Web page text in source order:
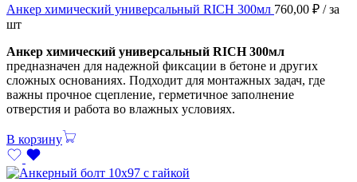
Анкер химический универсальный RICH 300мл 760,00 ₽ / за
шт
Анкер химический универсальный RICH 300мл
предназначен для надежной фиксации в бетоне и других
сложных основаниях. Подходит для монтажных задач, где
важны прочное сцепление, герметичное заполнение
отверстия и работа во влажных условиях.
В корзину